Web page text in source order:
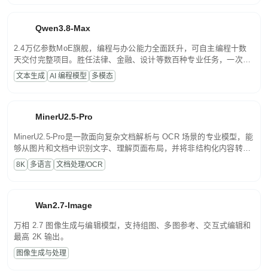
Qwen3.8-Max
2.4万亿参数MoE旗舰，编程与办公能力全面跃升，可自主编程十数
天交付完整项目。胜任法律、金融、设计等数百种专业任务，一次对
话端到端交付生产级成果。原生视觉理解贯穿规划、执行与验证全流
程，支持超长文档与长视频的深度语义解析。长程任务中自主规划与
文本生成 AI 编程模型 多模态
MinerU2.5-Pro
MinerU2.5-Pro是一款面向复杂文档解析与 OCR 场景的专业模型，能
够从图片和文档中识别文字、理解页面布局，并将非结构化内容转换
为便于存储、检索和二次处理的结构化结果。
8K 多语言 文档处理/OCR
Wan2.7-Image
万相 2.7 图像生成与编辑模型，支持组图、多图参考、交互式编辑和
最高 2K 输出。
图像生成与处理